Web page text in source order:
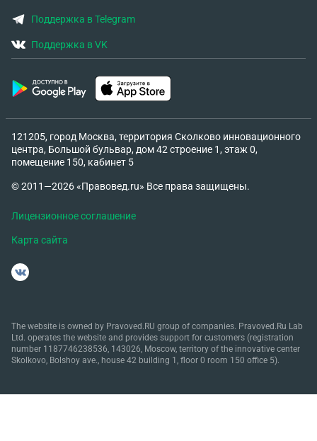
Поддержка в Telegram
Поддержка в VK
121205, город Москва, территория Сколково инновационного
центра, Большой бульвар, дом 42 строение 1, этаж 0,
помещение 150, кабинет 5
© 2011—2026 «Правовед.ru» Все права защищены.
Лицензионное соглашение
Карта сайта
The website is owned by Pravoved.RU group of companies. Pravoved.Ru Lab
Ltd. operates the website and provides support for customers (registration
number 1187746238536, 143026, Moscow, territory of the innovative center
Skolkovo, Bolshoy ave., house 42 building 1, floor 0 room 150 office 5).